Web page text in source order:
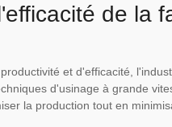
de la
les
le devant
et d'efficacité,
d'usinage à grande
la production tout en